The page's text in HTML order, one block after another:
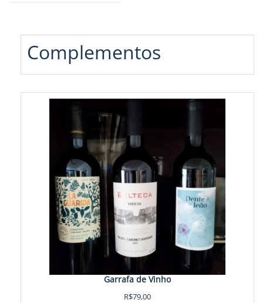
Complementos
Garrafa de Vinho
R$79,00